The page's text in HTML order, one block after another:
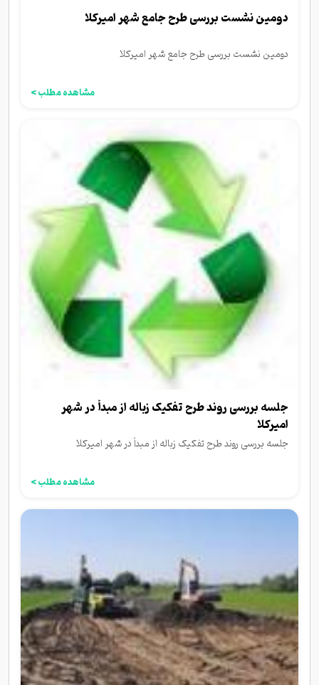
دومین نشست بررسی طرح جامع شهر امیرکلا
دومین نشست بررسی طرح جامع شهر امیرکلا
مشاهده مطلب >
جلسه بررسی روند طرح تفکیک زباله از مبدأ در شهر
امیرکلا
جلسه بررسی روند طرح تفکیک زباله از مبدأ در شهر امیرکلا
مشاهده مطلب >